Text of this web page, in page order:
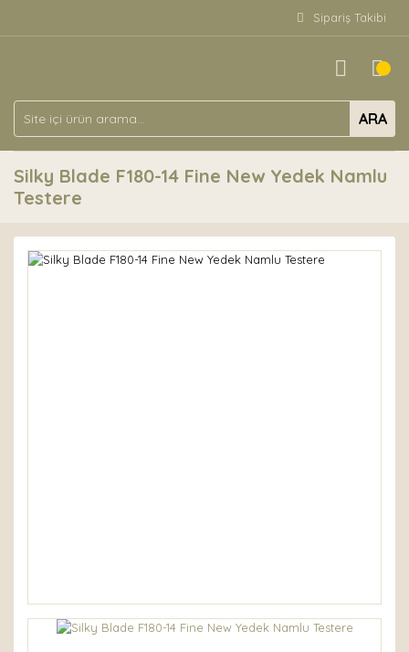
Sipariş Takibi
ARA
Silky Blade F180-14 Fine New Yedek Namlu
Testere